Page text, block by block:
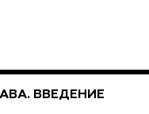
ВВЕДЕНИЕ